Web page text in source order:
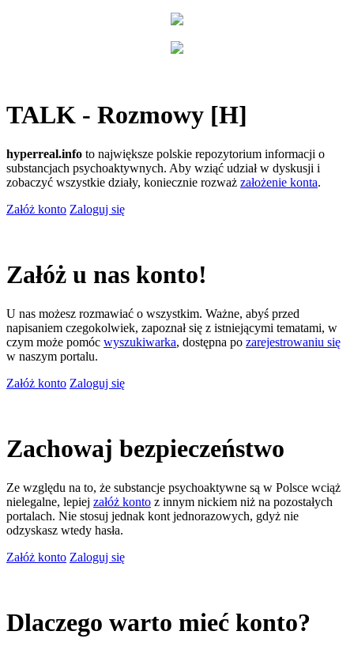
TALK - Rozmowy [H]
hyperreal.info to największe polskie repozytorium informacji o
substancjach psychoaktywnych. Aby wziąć udział w dyskusji i
zobaczyć wszystkie działy, koniecznie rozważ założenie konta.
Załóż konto Zaloguj się
Załóż u nas konto!
U nas możesz rozmawiać o wszystkim. Ważne, abyś przed
napisaniem czegokolwiek, zapoznał się z istniejącymi tematami, w
czym może pomóc wyszukiwarka, dostępna po zarejestrowaniu się
w naszym portalu.
Załóż konto Zaloguj się
Zachowaj bezpieczeństwo
Ze względu na to, że substancje psychoaktywne są w Polsce wciąż
nielegalne, lepiej załóż konto z innym nickiem niż na pozostałych
portalach. Nie stosuj jednak kont jednorazowych, gdyż nie
odzyskasz wtedy hasła.
Załóż konto Zaloguj się
Dlaczego warto mieć konto?